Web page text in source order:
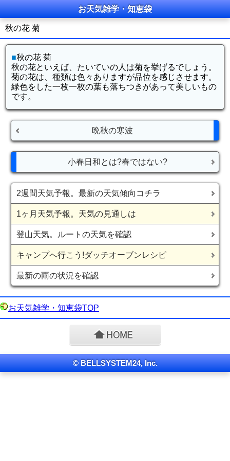
お天気雑学・知恵袋
秋の花 菊
■秋の花 菊
秋の花といえば、たいていの人は菊を挙げるでしょう。
菊の花は、種類は色々ありますが品位を感じさせます。
緑色をした一枚一枚の葉も落ちつきがあって美しいもの
です。
晩秋の寒波
小春日和とは?春ではない?
2週間天気予報。最新の天気傾向コチラ
1ヶ月天気予報。天気の見通しは
登山天気。ルートの天気を確認
キャンプへ行こう!ダッチオーブンレシピ
最新の雨の状況を確認
お天気雑学・知恵袋TOP
© BELLSYSTEM24, Inc.